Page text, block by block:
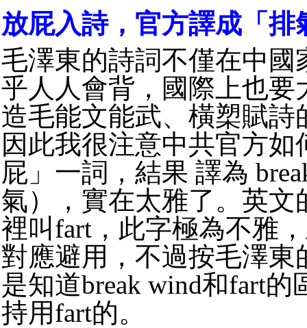
放屁入詩，官方譯成「排
毛澤東的詩詞不僅在中國
乎人人會背，國際上也要
造毛能文能武、橫槊賦詩
因此我很注意中共官方如
屁」一詞，結果 譯為
氣），實在太雅了。英文
裡叫fart，此字極為不雅
對應避用，不過按毛澤東
是知道break wind和fart的
持用fart的。